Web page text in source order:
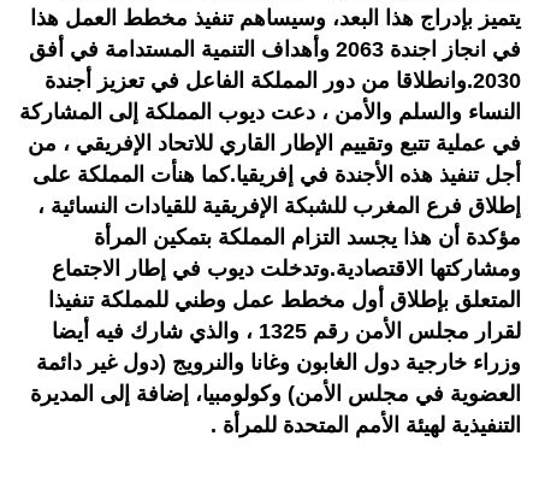
يتميز بإدراج هذا البعد، وسيساهم تنفيذ مخطط العمل هذا
في انجاز اجندة 2063 وأهداف التنمية المستدامة في أفق
2030.وانطلاقا من دور المملكة الفاعل في تعزيز أجندة
النساء والسلم والأمن ، دعت ديوب المملكة إلى المشاركة
في عملية تتبع وتقييم الإطار القاري للاتحاد الإفريقي ، من
أجل تنفيذ هذه الأجندة في إفريقيا.كما هنأت المملكة على
إطلاق فرع المغرب للشبكة الإفريقية للقيادات النسائية ،
مؤكدة أن هذا يجسد التزام المملكة بتمكين المرأة
ومشاركتها الاقتصادية.وتدخلت ديوب في إطار الاجتماع
المتعلق بإطلاق أول مخطط عمل وطني للمملكة تنفيذا
لقرار مجلس الأمن رقم 1325 ، والذي شارك فيه أيضا
وزراء خارجية دول الغابون وغانا والنرويج (دول غير دائمة
العضوية في مجلس الأمن) وكولومبيا، إضافة إلى المديرة
التنفيذية لهيئة الأمم المتحدة للمرأة .